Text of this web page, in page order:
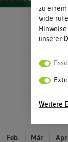
Feb. Mär. Apr.
zu
unserer
Weitere